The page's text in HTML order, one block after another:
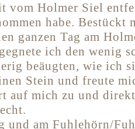
vom Holmer Siel
habe. Bestückt
ganzen Tag am
ich den wenig
beäugten, wie ich
Stein und freute
auf mich zu und
und am Fuhlehörn/